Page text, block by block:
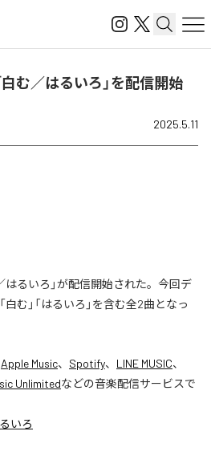
む／はるいろ」を配信開始
2025.5.11
はるいろ」が配信開始された。今回デ
む」「はるいろ」を含む全2曲となっ
Apple Music、 Spotify、 LINE MUSIC、
Unlimitedなどの音楽配信サービスで
いろ